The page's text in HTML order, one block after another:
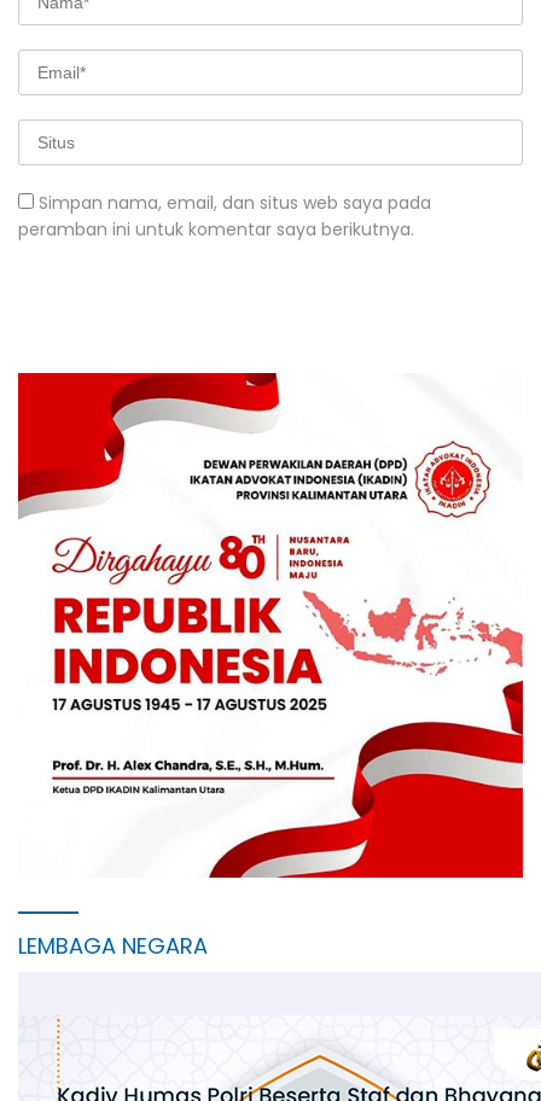
Simpan nama, email, dan situs web saya pada
peramban ini untuk komentar saya berikutnya.
LEMBAGA NEGARA